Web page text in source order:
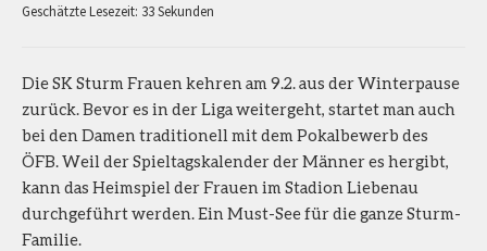
Geschätzte Lesezeit: 33 Sekunden
Die SK Sturm Frauen kehren am 9.2. aus der Winterpause
zurück. Bevor es in der Liga weitergeht, startet man auch
bei den Damen traditionell mit dem Pokalbewerb des
ÖFB. Weil der Spieltagskalender der Männer es hergibt,
kann das Heimspiel der Frauen im Stadion Liebenau
durchgeführt werden. Ein Must-See für die ganze Sturm-
Familie.